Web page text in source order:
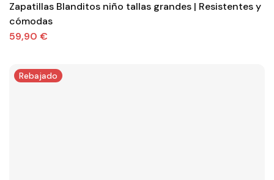
Zapatillas Blanditos niño tallas grandes | Resistentes y
cómodas
59,90 €
Rebajado